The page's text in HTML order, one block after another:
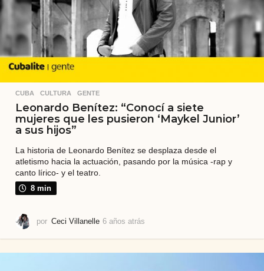
CUBA ,CULTURA ,GENTE
Leonardo Benítez: “Conocí a siete
mujeres que les pusieron ‘Maykel Junior’
a sus hijos”
La historia de Leonardo Benítez se desplaza desde el
atletismo hacia la actuación, pasando por la música -rap y
canto lírico- y el teatro.
8 min
por Ceci Villanelle 6 años atrás
o